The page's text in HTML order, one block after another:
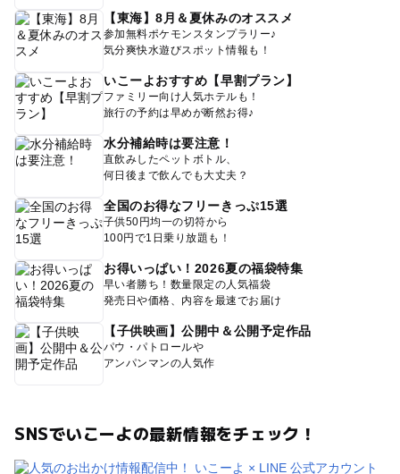
【東海】8月＆夏休みのオススメ
参加無料ポケモンスタンプラリー♪
気分爽快水遊びスポット情報も！
いこーよおすすめ【早割プラン】
ファミリー向け人気ホテルも！
旅行の予約は早めが断然お得♪
水分補給時は要注意！
直飲みしたペットボトル、
何日後まで飲んでも大丈夫？
全国のお得なフリーきっぷ15選
子供50円均一の切符から
100円で1日乗り放題も！
お得いっぱい！2026夏の福袋特集
早い者勝ち！数量限定の人気福袋
発売日や価格、内容を最速でお届け
【子供映画】公開中＆公開予定作品
パウ・パトロールや
アンパンマンの人気作
SNSでいこーよの最新情報をチェック！